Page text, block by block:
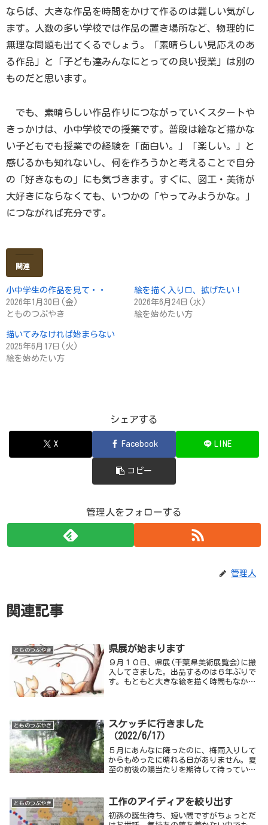
ならば、大きな作品を時間をかけて作るのは難しい気がし
ます。人数の多い学校では作品の置き場所など、物理的に
無理な問題も出てくるでしょう。「素晴らしい見応えのあ
る作品」と「子ども達みんなにとっての良い授業」は別の
ものだと思います。
でも、素晴らしい作品作りにつながっていくスタートや
きっかけは、小中学校での授業です。普段は絵など描かな
い子どもでも授業での経験を「面白い。」「楽しい。」と
感じるかも知れないし、何を作ろうかと考えることで自分
の「好きなもの」にも気づきます。すぐに、図工・美術が
大好きにならなくても、いつかの「やってみようかな。」
につながれば充分です。
関連
小中学生の作品を見て・・
2026年1月30日(金)
とものつぶやき
絵を描く入り口、拡げたい！
2026年6月24日(水)
絵を始めたい方
描いてみなければ始まらない
2025年6月17日(火)
絵を始めたい方
シェアする
X Facebook LINE
コピー
管理人をフォローする
管理人
関連記事
とものつぶやき 県展が始まります
９月１０日、県展(千葉県美術展覧会)に搬
入してきました。出品するのは６年ぶりで
す。もともと大きな絵を描く時間もなかっ
とものつぶやき
スケッチに行きました
（2022/6/17）
５月にあんなに降ったのに、梅雨入りして
からもめったに晴れる日がありません。夏
至の前後の陽当たりを期待して待っていた
たら晴れて来るかも。」と無理矢理に思考
を前向きにして決行しました。
とものつぶやき 工作のアイディアを絞り出す
初孫の誕生待ち、短い間ですがちょっとだ